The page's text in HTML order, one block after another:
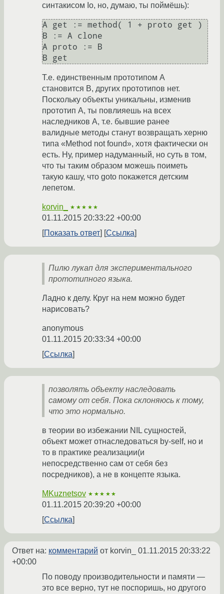
синтакисом Io, но, думаю, ты поймёшь):
A get := method( 1 + proto get )
B := A clone
A proto := B
Т.е. единственным прототипом A
становится B, других прототипов нет.
Поскольку объекты уникальны, изменив
прототип A, ты повлияешь на всех
наследников A, т.е. бывшие ранее
валидные методы станут возвращать херню
типа «Method not found», хотя фактически он
есть. Ну, пример надуманный, но суть в том,
что ты таким образом можешь поиметь
такую кашу, что goto покажется детским
лепетом.
korvin_ ★★★★★
01.11.2015 20:33:22 +00:00
Показать ответ
Ссылка
Пилю лукап для экспериментального
прототипного языка.
Ладно к делу. Круг на нем можно будет
нарисовать?
anonymous
01.11.2015 20:33:34 +00:00
Ссылка
позволять объекту наследовать
самому от себя. Пока склоняюсь к тому,
что это нормально.
в теории во избежании NIL сущностей,
объект может отнаследоваться by-self, но и
то в практике реализации(и
непосредственно сам от себя без
посредников), а не в концепте языка.
MKuznetsov ★★★★★
01.11.2015 20:39:20 +00:00
Ссылка
Ответ на: комментарий от korvin_ 01.11.2015 20:33:22
+00:00
По поводу производительности и памяти —
это все верно, тут не поспоришь, но другого